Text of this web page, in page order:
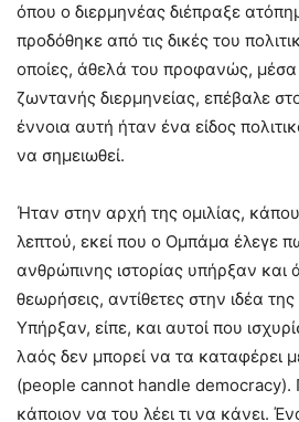
όπου ο διερμηνέας διέπραξε
προδόθηκε από τις δικές του
οποίες, άθελά του προφανώς,
ζωντανής διερμηνείας, επέβαλε
έννοια αυτή ήταν ένα είδος
να σημειωθεί.
Ήταν στην αρχή της ομιλίας,
λεπτού, εκεί που ο Ομπάμα έλεγε
ανθρώπινης ιστορίας υπήρξαν και
θεωρήσεις, αντίθετες στην ιδέα
Υπήρξαν, είπε, και αυτοί που
λαός δεν μπορεί να τα καταφέρει
(people cannot handle democracy).
κάποιον να του λέει τι να κάνει.